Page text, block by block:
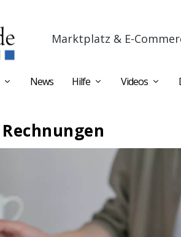
Marktplatz & E-
News Hilfe Videos
Rechnungen